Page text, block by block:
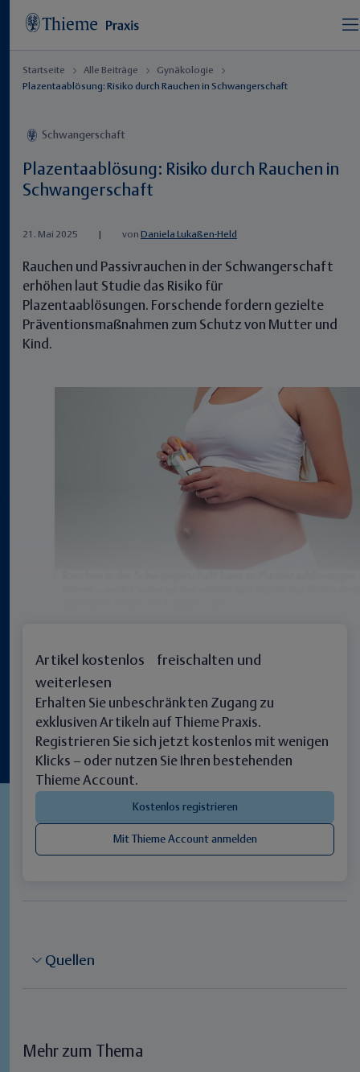
Startseite Alle Beiträge
Gynäkologie
Plazentaablösung: Risiko durch Rauchen in Schwangerschaft
Schwangerschaft
Plazentaablösung: Risiko durch Rauchen in
Schwangerschaft
21. Mai 2025 von Daniela Lukaßen-Held
Rauchen und Passivrauchen in der Schwangerschaft
erhöhen laut Studie das Risiko für
Plazentaablösungen. Forschende fordern gezielte
Präventionsmaßnahmen zum Schutz von Mutter und
Kind.
Artikel kostenlos freischalten und
weiterlesen
Erhalten Sie unbeschränkten Zugang zu
exklusiven Artikeln auf Thieme Praxis.
Registrieren Sie sich jetzt kostenlos mit wenigen
Klicks – oder nutzen Sie Ihren bestehenden
Thieme Account.
Quellen
Mehr zum Thema